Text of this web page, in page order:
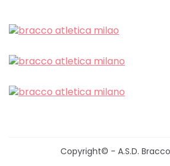
Copyright© - A.S.D.